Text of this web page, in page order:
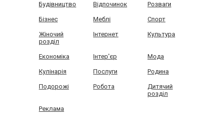
Будівництво Відпочинок Розваги
Бізнес Меблі Спорт
Жіночий
розділ
Інтернет Культура
Економіка Інтер'єр Мода
Кулінарія Послуги Родина
Подорожі Робота
Дитячий
розділ
Реклама